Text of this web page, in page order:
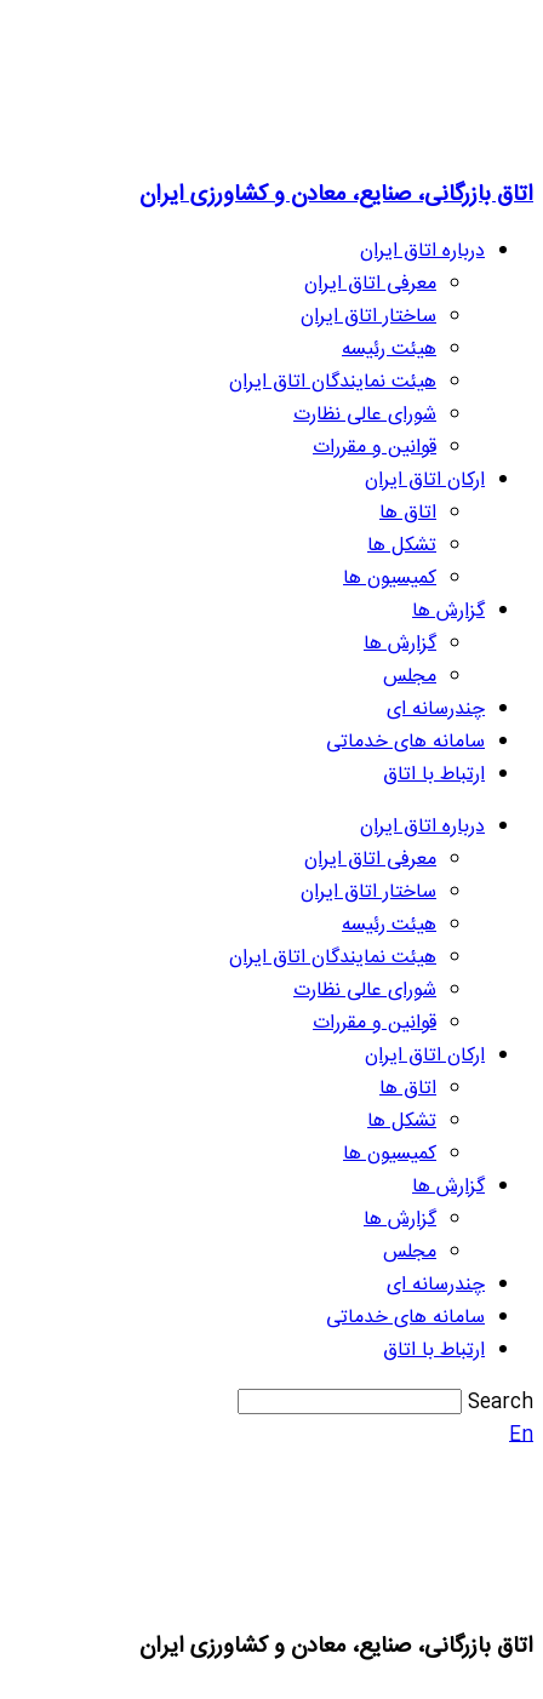
اتاق بازرگانی، صنایع، معادن و کشاورزی ایران
درباره اتاق ایران
معرفی اتاق ایران
ساختار اتاق ایران
هیئت رئیسه
هیئت نمایندگان اتاق ایران
شورای عالی نظارت
قوانین و مقررات
ارکان اتاق ایران
اتاق ها
تشکل ها
کمیسیون ها
گزارش ها
گزارش ها
مجلس
چندرسانه ای
سامانه های خدماتی
ارتباط با اتاق
درباره اتاق ایران
معرفی اتاق ایران
ساختار اتاق ایران
هیئت رئیسه
هیئت نمایندگان اتاق ایران
شورای عالی نظارت
قوانین و مقررات
ارکان اتاق ایران
اتاق ها
تشکل ها
کمیسیون ها
گزارش ها
گزارش ها
مجلس
چندرسانه ای
سامانه های خدماتی
ارتباط با اتاق
Search
En
اتاق بازرگانی، صنایع، معادن و کشاورزی ایران